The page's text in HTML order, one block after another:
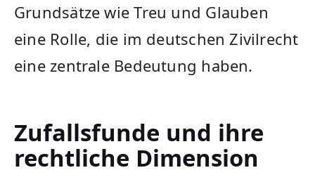
Grundsätze wie Treu und Glauben
eine Rolle, die im deutschen Zivilrecht
eine zentrale Bedeutung haben.
Zufallsfunde und ihre
rechtliche Dimension